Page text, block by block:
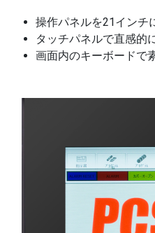
操作パネルを21インチ
タッチパネルで直感的
画面内のキーボードで